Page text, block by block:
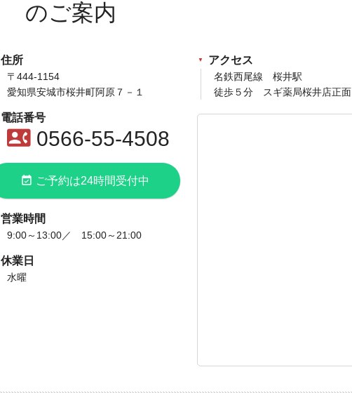
住所
〒444-1154
愛知県安城市桜井町阿原７－１
電話番号
contact_phone0566-55-4508
event_available ご予約は24時間受付中
営業時間
9:00～13:00／ 15:00～21:00
休業日
水曜
アクセス
名鉄西尾線 桜井駅
徒歩５分 スギ薬局桜井店正面